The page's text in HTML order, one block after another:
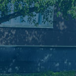
Официально
Научная
Высшие